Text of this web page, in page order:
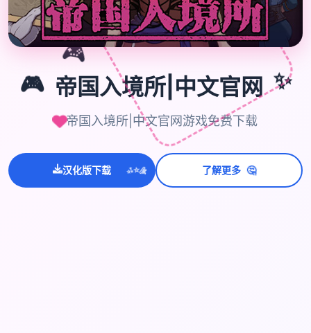
🎮
🎮 帝国入境所|中文官网 ✨
帝国入境所|中文官网游戏免费下载
汉化版下载 ✨⭐💫 了解更多 🤔